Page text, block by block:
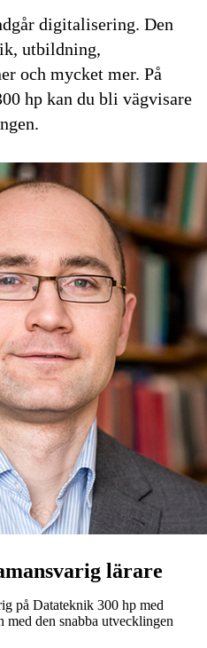
digitalisering. Den
utbildning,
och mycket mer. På
hp kan du bli vägvisare
lärare
på Datateknik 300 hp med
den snabba utvecklingen